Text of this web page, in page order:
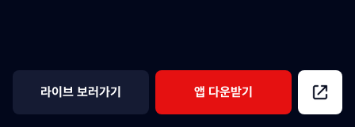
라이브 보러가기 앱 다운받기